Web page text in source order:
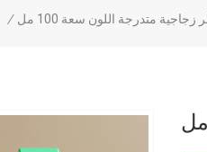
/ متدرجة اللون سعة 100 مل